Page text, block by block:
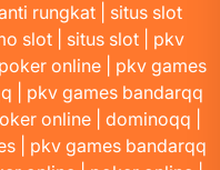
rungkat| situs slot
slot| situs slot| pkv
poker online| pkv games
pkv games bandarqq
online| dominoqq
| pkv games bandarqq